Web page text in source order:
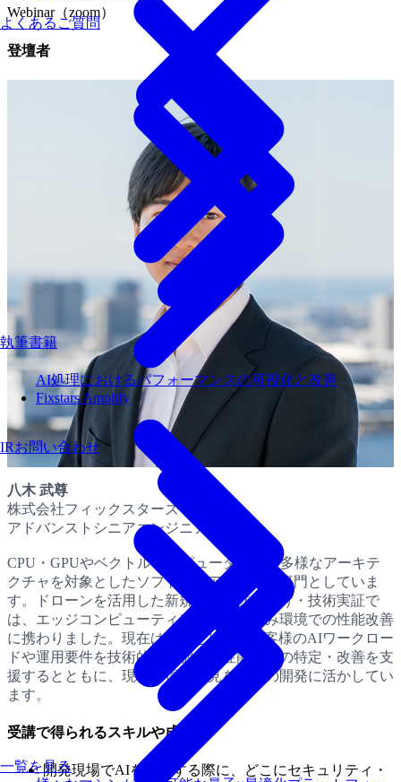
執筆書籍
一覧を見る
AI処理におけるパフォーマンスの可視化と改善
Fixstars Amplify
よくあるご質問
IRお問い合わせ
Webinar（zoom）
登壇者
八木 武尊
株式会社フィックスターズ
アドバンストシニアエンジニア
CPU・GPUやベクトルコンピュータなど、多様なアーキテ
クチャを対象としたソフトウェア高速化を専門としていま
す。ドローンを活用した新規事業の立ち上げ・技術実証で
は、エッジコンピューティング・組み込み環境での性能改善
に携わりました。現在はFDEとして、お客様のAIワークロー
ドや運用要件を技術的に解釈し、性能課題の特定・改善を支
援するとともに、現場で得た知見を製品の開発に活かしてい
ます。
受講で得られるスキルや成果
開発現場でAIを活用する際に、どこにセキュリティ・